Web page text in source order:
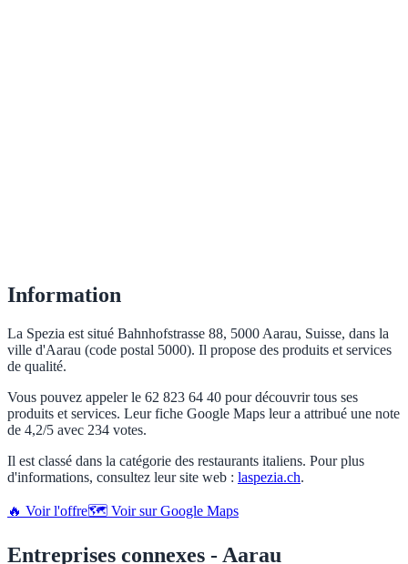
Information
La Spezia est situé Bahnhofstrasse 88, 5000 Aarau, Suisse, dans la
ville d'Aarau (code postal 5000). Il propose des produits et services
de qualité.
Vous pouvez appeler le 62 823 64 40 pour découvrir tous ses
produits et services. Leur fiche Google Maps leur a attribué une note
de 4,2/5 avec 234 votes.
Il est classé dans la catégorie des restaurants italiens. Pour plus
d'informations, consultez leur site web : laspezia.ch.
🔥 Voir l'offre🗺️ Voir sur Google Maps
Entreprises connexes - Aarau